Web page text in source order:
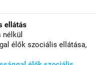
ellátás
élők szociális ellátása,